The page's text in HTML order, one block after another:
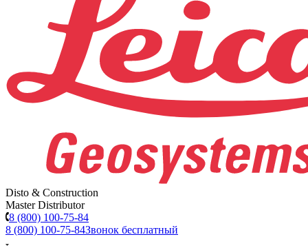
Disto & Construction
Master Distributor
8 (800) 100-75-84
8 (800) 100-75-84Звонок бесплатный